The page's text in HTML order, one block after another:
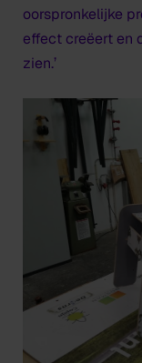
oorspronkelijke
effect creëert en
zien.’